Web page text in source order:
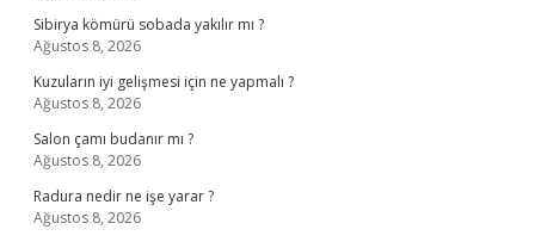
Sibirya kömürü sobada yakılır mı ?
Ağustos 8, 2026
Kuzuların iyi gelişmesi için ne yapmalı ?
Ağustos 8, 2026
Salon çamı budanır mı ?
Ağustos 8, 2026
Radura nedir ne işe yarar ?
Ağustos 8, 2026